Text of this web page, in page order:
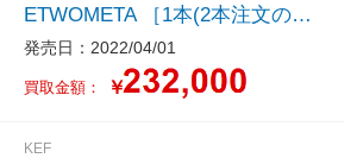
ETWOMETA ［1本(2本注文のみ
受付)］
発売日：2022/04/01
買取金額： ￥
KEF